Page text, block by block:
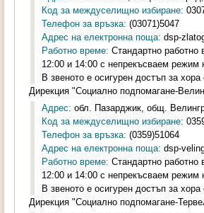
Код за междуселищно избиране:
Телефон за връзка: (03071)5047
Адрес на електронна поща: dsp-
Работно време: Стандартно
12:00 и 14:00 с непрекъсваем режим
В звеното е осигурен достъп за
Дирекция "Социално подпомагане-
Адрес: обл. Пазарджик, общ.
Код за междуселищно избиране:
Телефон за връзка: (0359)51064
Адрес на електронна поща: dsp-
Работно време: Стандартно
12:00 и 14:00 с непрекъсваем режим
В звеното е осигурен достъп за
Дирекция "Социално подпомагане-